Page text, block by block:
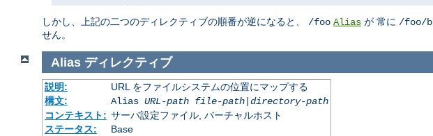
しかし、上記の二つのディレクティブの順番が逆になると、 /foo Alias が 常に /foo/
せん。
Alias ディレクティブ
説明:
URL をファイルシステムの位置にマップする
構文:
Alias URL-path file-path| directory-path
コンテキスト: サーバ設定ファイル, バーチャルホスト
ステータス:
Base